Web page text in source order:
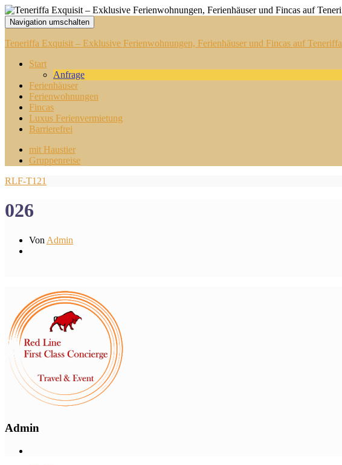
Navigation umschalten
Teneriffa Exquisit – Exklusive Ferienwohnungen, Ferienhäuser und Fincas auf Teneriffa
Start
Anfrage
Ferienhäuser
Ferienwohnungen
Fincas
Luxus Ferienvermietung
Barrierefrei
mit Haustier
Gruppenreise
RLF-T121
026
Von Admin
Admin